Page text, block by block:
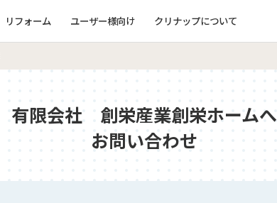
リフォーム ユーザー様向け クリナップについて
有限会社 創栄産業創栄ホームへ
お問い合わせ